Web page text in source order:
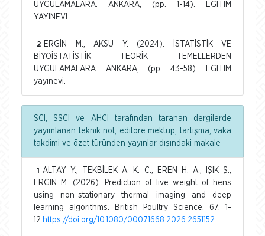
UYGULAMALARA. ANKARA, (pp. 1-14). EĞİTİM
YAYINEVİ.
2 ERGİN M., AKSU Y. (2024). İSTATİSTİK VE
BİYOİSTATİSTİK TEORİK TEMELLERDEN
UYGULAMALARA. ANKARA, (pp. 43-58). EĞİTİM
yayınevi.
SCI, SSCI ve AHCI tarafından taranan dergilerde
yayımlanan teknik not, editöre mektup, tartışma, vaka
takdimi ve özet türünden yayınlar dışındaki makale
1
ALTAY Y., TEKBİLEK A. K. C., EREN H. A., IŞIK Ş.,
ERGİN M. (2026). Prediction of live weight of hens
using non-stationary thermal imaging and deep
learning algorithms. British Poultry Science, 67, 1-
12. https://doi.org/10.1080/00071668.2026.2651152